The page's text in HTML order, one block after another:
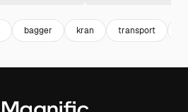
bagger kran transport